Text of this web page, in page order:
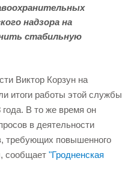
надзора на
стабильную
Виктор Корзун на
итоги работы этой службы
В то же время он
в деятельности
требующих повышенного
сообщает "Гродненская